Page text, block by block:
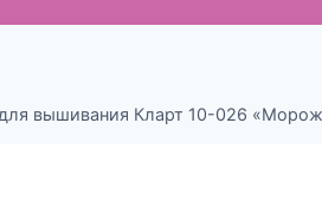
вышивания Кларт 10-026